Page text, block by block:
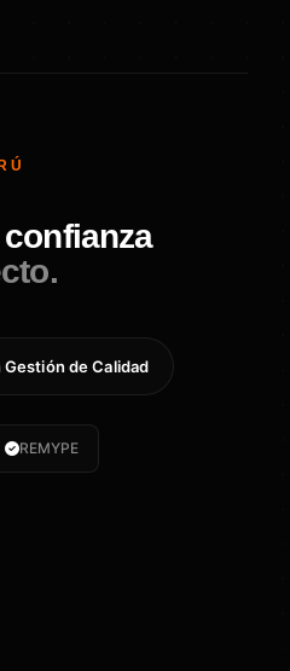
de Calidad
REMYPE